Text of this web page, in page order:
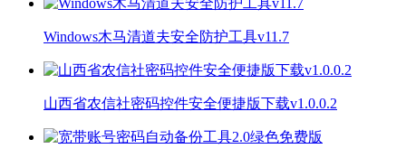
Windows木马清道夫安全防护工具v11.7
山西省农信社密码控件安全便捷版下载v1.0.0.2